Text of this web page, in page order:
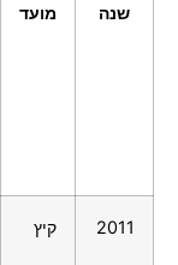
שנה מועד
2011 קיץ